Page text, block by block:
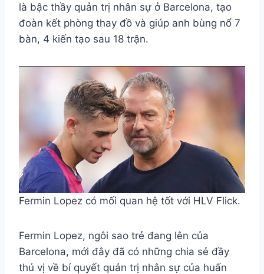
là bậc thầy quản trị nhân sự ở Barcelona, tạo
đoàn kết phòng thay đồ và giúp anh bùng nổ 7
bàn, 4 kiến tạo sau 18 trận.
Fermin Lopez có mối quan hệ tốt với HLV Flick.
Fermin Lopez, ngôi sao trẻ đang lên của
Barcelona, mới đây đã có những chia sẻ đầy
thú vị về bí quyết quản trị nhân sự của huấn